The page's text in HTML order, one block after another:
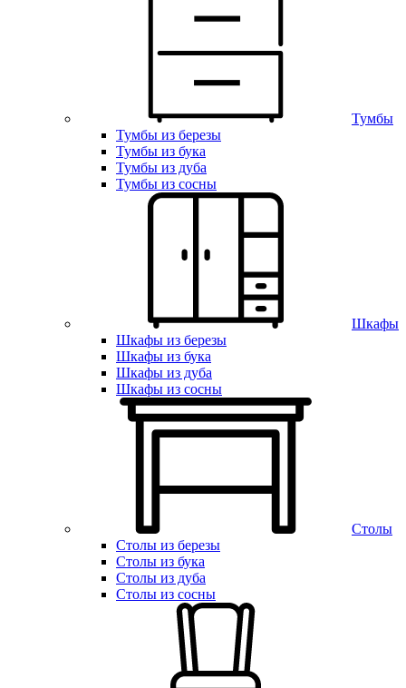
Тумбы
Тумбы из березы
Тумбы из бука
Тумбы из дуба
Тумбы из сосны
Шкафы
Шкафы из березы
Шкафы из бука
Шкафы из дуба
Шкафы из сосны
Столы
Столы из березы
Столы из бука
Столы из дуба
Столы из сосны